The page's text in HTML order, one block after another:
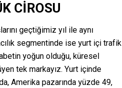
CİROSU
geçtiğimiz yıl ile aynı
segmentinde ise yurt içi trafik
yoğun olduğu, küresel
tek markayız. Yurt içinde
Amerika pazarında yüzde 49,